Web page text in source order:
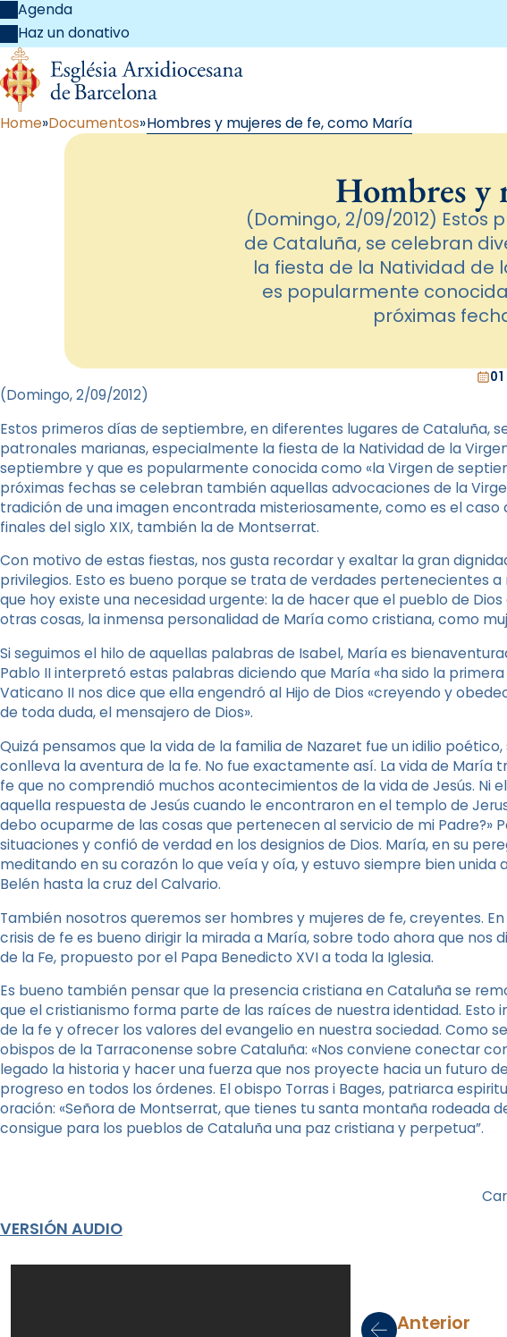
Agenda
Haz un donativo
Home Documentos Hombres y mujeres de fe, como María
Hombres y
(Domingo, 2/09/2012)
de Cataluña, se celebran
la fiesta de la Natividad de
es popularmente
próximas
(Domingo, 2/09/2012)
Estos primeros días de septiembre, en diferentes lugares de Cataluña,
patronales marianas, especialmente la fiesta de la Natividad de la
septiembre y que es popularmente conocida como «la Virgen de
próximas fechas se celebran también aquellas advocaciones de la
tradición de una imagen encontrada misteriosamente, como es el caso
finales del siglo XIX, también la de Montserrat.
Con motivo de estas fiestas, nos gusta recordar y exaltar la gran
privilegios. Esto es bueno porque se trata de verdades pertenecientes
que hoy existe una necesidad urgente: la de hacer que el pueblo de
otras cosas, la inmensa personalidad de María como cristiana, como
Si seguimos el hilo de aquellas palabras de Isabel, María es
Pablo II interpretó estas palabras diciendo que María «ha sido la primera
Vaticano II nos dice que ella engendró al Hijo de Dios «creyendo y
de toda duda, el mensajero de Dios».
Quizá pensamos que la vida de la familia de Nazaret fue un idilio
conlleva la aventura de la fe. No fue exactamente así. La vida de María
fe que no comprendió muchos acontecimientos de la vida de Jesús. Ni
aquella respuesta de Jesús cuando le encontraron en el templo de
debo ocuparme de las cosas que pertenecen al servicio de mi Padre?»
situaciones y confió de verdad en los designios de Dios. María, en su
meditando en su corazón lo que veía y oía, y estuvo siempre bien unida
Belén hasta la cruz del Calvario.
También nosotros queremos ser hombres y mujeres de fe, creyentes.
crisis de fe es bueno dirigir la mirada a María, sobre todo ahora que nos
de la Fe, propuesto por el Papa Benedicto XVI a toda la Iglesia.
Es bueno también pensar que la presencia cristiana en Cataluña se
que el cristianismo forma parte de las raíces de nuestra identidad. Esto
de la fe y ofrecer los valores del evangelio en nuestra sociedad. Como
obispos de la Tarraconense sobre Cataluña: «Nos conviene conectar
legado la historia y hacer una fuerza que nos proyecte hacia un futuro
progreso en todos los órdenes. El obispo Torras i Bages, patriarca
oración: «Señora de Montserrat, que tienes tu santa montaña rodeada
consigue para los pueblos de Cataluña una paz cristiana y perpetua”.
VERSIÓN AUDIO
Anterior